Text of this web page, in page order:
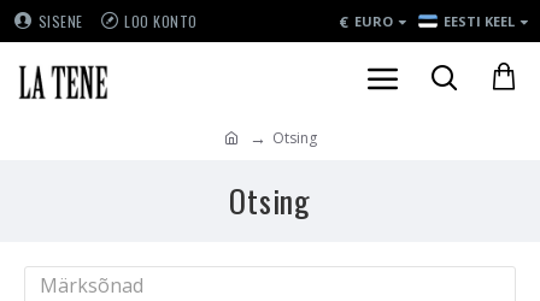
SISENE LOO KONTO € EURO EESTI KEEL
Otsing
Otsing